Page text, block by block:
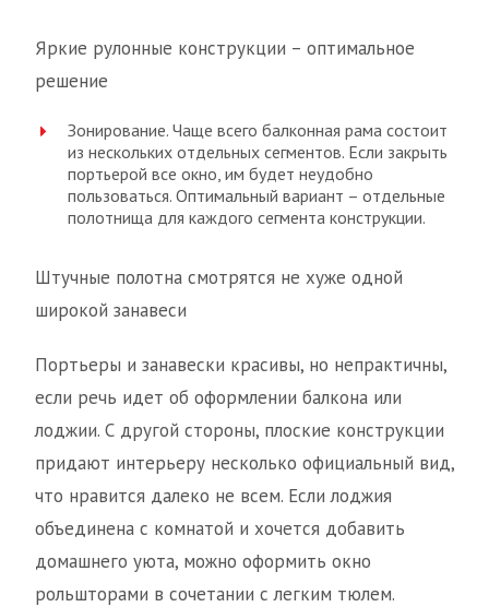
Яркие рулонные конструкции – оптимальное
решение
Зонирование. Чаще всего балконная рама состоит
из нескольких отдельных сегментов. Если закрыть
портьерой все окно, им будет неудобно
пользоваться. Оптимальный вариант – отдельные
полотнища для каждого сегмента конструкции.
Штучные полотна смотрятся не хуже одной
широкой занавеси
Портьеры и занавески красивы, но непрактичны,
если речь идет об оформлении балкона или
лоджии. С другой стороны, плоские конструкции
придают интерьеру несколько официальный вид,
что нравится далеко не всем. Если лоджия
объединена с комнатой и хочется добавить
домашнего уюта, можно оформить окно
рольшторами в сочетании с легким тюлем.